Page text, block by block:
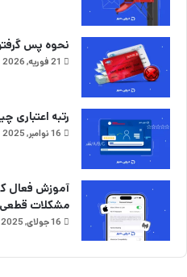
نحوه پس
21 فوریه, 2026
رتبه اعتباری
16 نوامبر, 2025
آموزش فعال
مشکلات
16 جولای, 2025